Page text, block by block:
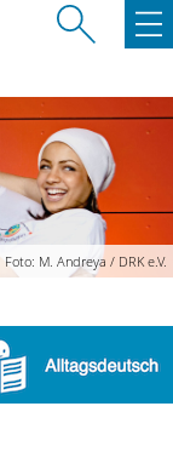
Foto: M. Andreya / DRK e.V.